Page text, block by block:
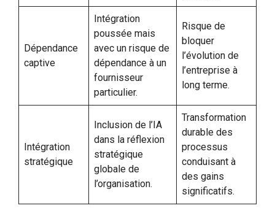
Dépendance
captive
Intégration
poussée mais
avec un risque de
dépendance à un
fournisseur
particulier.
Risque de
bloquer
l’évolution de
l’entreprise à
long terme.
Intégration
stratégique
Inclusion de l’IA
dans la réflexion
stratégique
globale de
l’organisation.
Transformation
durable des
processus
conduisant à
des gains
significatifs.